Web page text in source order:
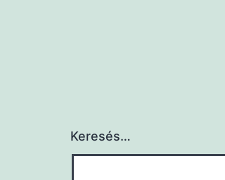
Keresés…